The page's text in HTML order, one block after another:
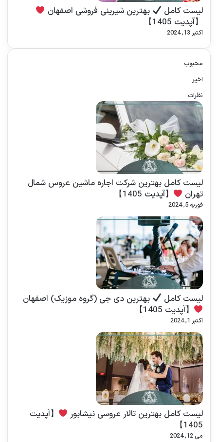
لیست کامل
بهترین شیرینی فروشی اصفهان
【آپدیت 1405】
اکتبر 13, 2024
محبوب
اخیر
نظرات
لیست کامل بهترین شرکت اجاره ماشین عروس شمال
تهران
【آپدیت 1405】
فوریه 5, 2024
لیست کامل
بهترین دی جی (گروه موزیک) اصفهان
【آپدیت 1405】
اکتبر 1, 2024
لیست کامل بهترین تالار عروسی نیشابور
【آپدیت
1405】
می 12, 2024